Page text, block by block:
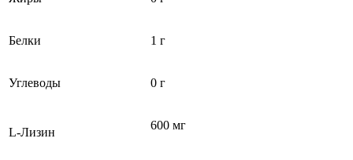
Белки 1 г
Углеводы 0 г
L-Лизин
600 мг